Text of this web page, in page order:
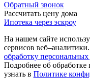
Обратный звонок
Рассчитать цену дома
Ипотека через эскроу
На нашем сайте
сервисов
обработку
Подробнее об
узнать в Политике